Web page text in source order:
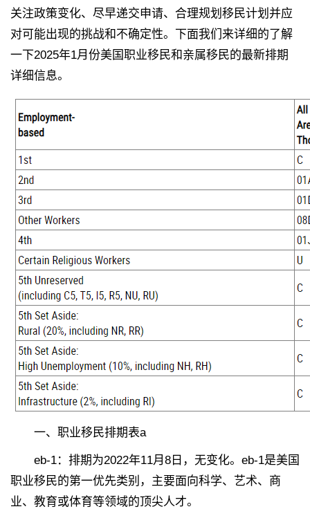
关注政策变化、尽早递交申请、合理规划移民计划并应
对可能出现的挑战和不确定性。下面我们来详细的了解
一下2025年1月份美国职业移民和亲属移民的最新排期
详细信息。
一、职业移民排期表a
eb-1：排期为2022年11月8日，无变化。eb-1是美国
职业移民的第一优先类别，主要面向科学、艺术、商
业、教育或体育等领域的顶尖人才。